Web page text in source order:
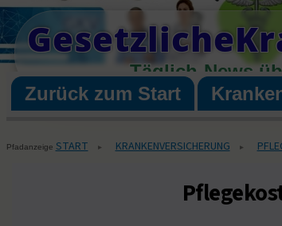
Skip
to
content
Täglich News
Zurück zum Start
Pfadanzeige START ▸ KRANKENVERSICHERUNG ▸